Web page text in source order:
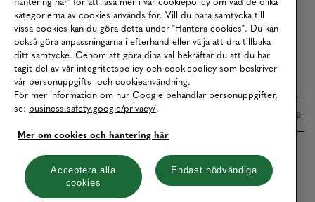
Press
Studentrabatt
B2B
Tillgänglighetsredogörelse
Betalningar online sköts i samarbete med Klarna. Läs mer här
Cookies Integritetspolicy
Hantera cookies
kategorierna av cookies används för. Vill du bara samtycka till
vissa cookies kan du göra detta under "Hantera cookies". Du kan
också göra anpassningarna i efterhand eller välja att dra tillbaka
ditt samtycke. Genom att göra dina val bekräftar du att du har
tagit del av vår integritetspolicy och cookiepolicy som beskriver
vår personuppgifts- och cookieanvändning.
För mer information om hur Google behandlar personuppgifter,
se: business.safety.google/privacy/.
Mer om cookies och hantering här
Acceptera alla
cookies
Endast nödvändiga